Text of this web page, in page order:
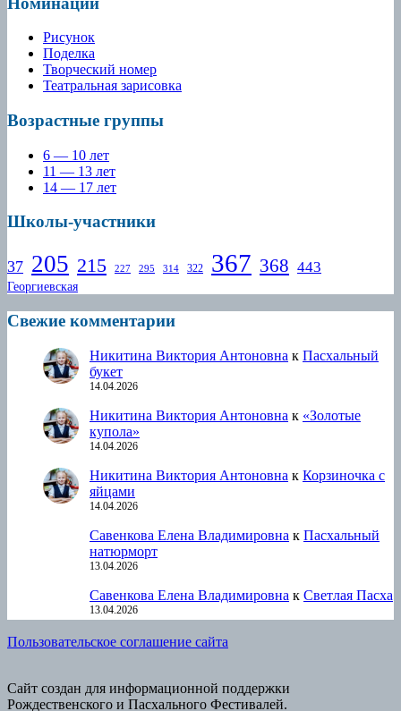
Рисунок
Поделка
Творческий номер
Театральная зарисовка
Возрастные группы
6 — 10 лет
11 — 13 лет
14 — 17 лет
Школы-участники
37 205 215 227 295 314 322 367 368 443
Георгиевская
Свежие комментарии
Никитина Виктория Антоновна к Пасхальный
букет
14.04.2026
Никитина Виктория Антоновна к «Золотые
купола»
14.04.2026
Никитина Виктория Антоновна к Корзиночка с
яйцами
14.04.2026
Савенкова Елена Владимировна к Пасхальный
натюрморт
13.04.2026
Савенкова Елена Владимировна к Светлая Пасха
13.04.2026
Пользовательское соглашение сайта
Сайт создан для информационной поддержки
Рождественского и Пасхального Фестивалей.